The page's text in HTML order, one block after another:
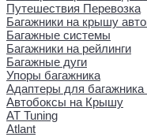
Путешествия Перевозка
Багажники на крышу
Багажные системы
Багажники на рейлинги
Багажные дуги
Упоры багажника
Адаптеры для
Автобоксы на Крышу
AT Tuning
Atlant